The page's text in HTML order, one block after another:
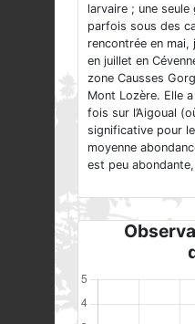
larvaire ; une
parfois sous des
rencontrée en mai,
en juillet en
zone Causses
Mont Lozère. Elle
fois sur l’Aigoual
significative pour
moyenne
est peu